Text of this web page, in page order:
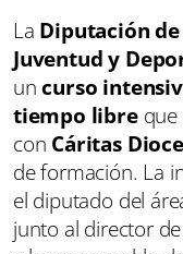
La Diputación
Juventud y
uncurso
tiempo libreque
con Cáritas
de formación. La
el diputado del
junto al director